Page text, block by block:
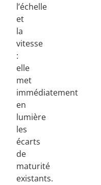
l’échelle
et
la
vitesse
:
elle
met
immédiatement
en
lumière
les
écarts
de
maturité
existants.